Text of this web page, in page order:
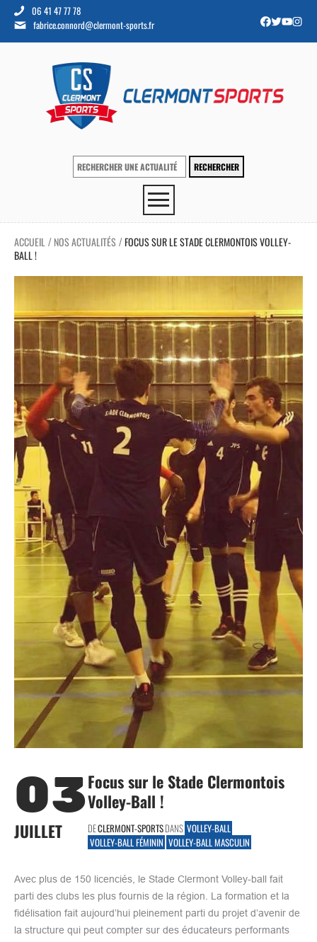
06 41 47 77 78
fabrice.connord@clermont-sports.fr
ACCUEIL / NOS ACTUALITÉS /FOCUS SUR LE STADE CLERMONTOIS VOLLEY-
BALL !
03
JUILLET
Focus sur le Stade Clermontois
Volley-Ball !
DECLERMONT-SPORTSDANS VOLLEY-BALL
VOLLEY-BALL FÉMININ VOLLEY-BALL MASCULIN
Avec plus de 150 licenciés, le Stade Clermont Volley-ball fait
parti des clubs les plus fournis de la région. La formation et la
fidélisation fait aujourd’hui pleinement parti du projet d’avenir de
la structure qui peut compter sur des éducateurs performants